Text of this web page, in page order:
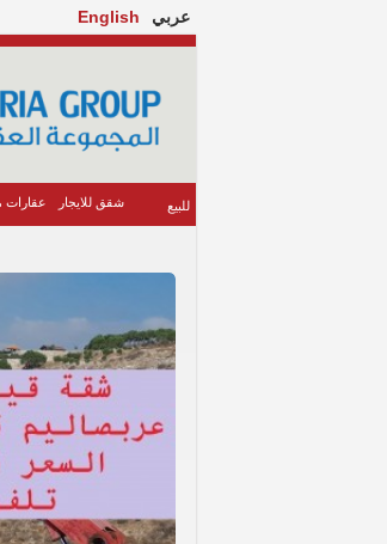
عربي English
للبيع شقق للايجار عقارات